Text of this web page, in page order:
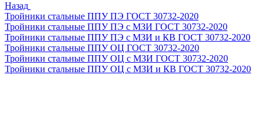
Назад
Тройники стальные ППУ ПЭ ГОСТ 30732-2020
Тройники стальные ППУ ПЭ с МЗИ ГОСТ 30732-2020
Тройники стальные ППУ ПЭ с МЗИ и КВ ГОСТ 30732-2020
Тройники стальные ППУ ОЦ ГОСТ 30732-2020
Тройники стальные ППУ ОЦ с МЗИ ГОСТ 30732-2020
Тройники стальные ППУ ОЦ с МЗИ и КВ ГОСТ 30732-2020